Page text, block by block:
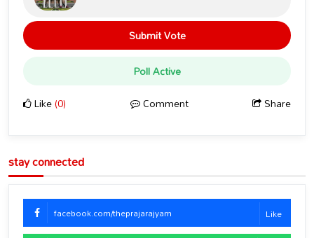
Submit Vote
Poll Active
Like(0) Comment Share
stay connected
facebook.com/theprajarajyam Like